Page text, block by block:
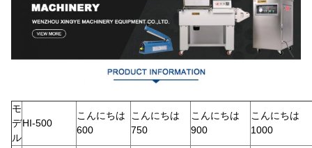
モ
デ
ル
HI-500
こんにちは
600
こんにちは
750
こんにちは
900
こんにちは
1000